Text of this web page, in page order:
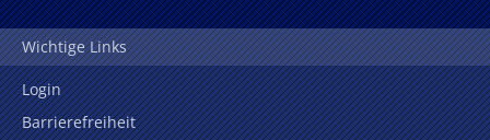
Wichtige Links
Login
Barrierefreiheit